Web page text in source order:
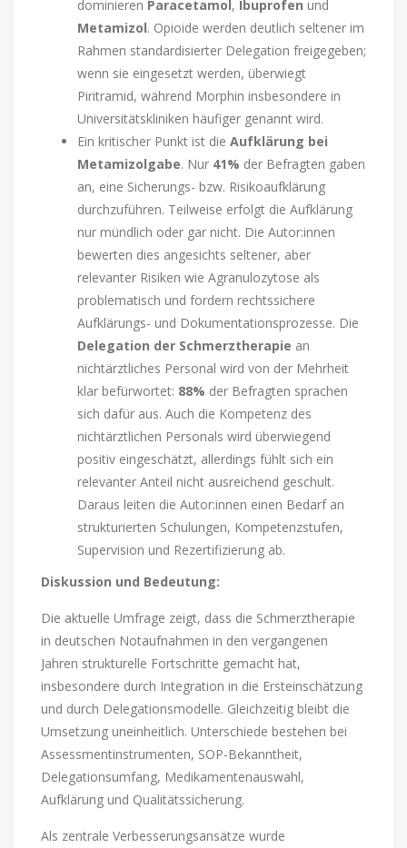
dominieren Paracetamol , Ibuprofen und
Metamizol. Opioide werden deutlich seltener im
Rahmen standardisierter Delegation freigegeben;
wenn sie eingesetzt werden, überwiegt
Piritramid, während Morphin insbesondere in
Universitätskliniken häufiger genannt wird.
Ein kritischer Punkt ist die Aufklärung bei
Metamizolgabe. Nur 41% der Befragten gaben
an, eine Sicherungs- bzw. Risikoaufklärung
durchzuführen. Teilweise erfolgt die Aufklärung
nur mündlich oder gar nicht. Die Autor:innen
bewerten dies angesichts seltener, aber
relevanter Risiken wie Agranulozytose als
problematisch und fordern rechtssichere
Aufklärungs- und Dokumentationsprozesse. Die
Delegation der Schmerztherapie an
nichtärztliches Personal wird von der Mehrheit
klar befürwortet: 88% der Befragten sprachen
sich dafür aus. Auch die Kompetenz des
nichtärztlichen Personals wird überwiegend
positiv eingeschätzt, allerdings fühlt sich ein
relevanter Anteil nicht ausreichend geschult.
Daraus leiten die Autor:innen einen Bedarf an
strukturierten Schulungen, Kompetenzstufen,
Supervision und Rezertifizierung ab.
Diskussion und Bedeutung:
Die aktuelle Umfrage zeigt, dass die Schmerztherapie
in deutschen Notaufnahmen in den vergangenen
Jahren strukturelle Fortschritte gemacht hat,
insbesondere durch Integration in die Ersteinschätzung
und durch Delegationsmodelle. Gleichzeitig bleibt die
Umsetzung uneinheitlich. Unterschiede bestehen bei
Assessmentinstrumenten, SOP-Bekanntheit,
Delegationsumfang, Medikamentenauswahl,
Aufklärung und Qualitätssicherung.
Als zentrale Verbesserungsansätze wurde